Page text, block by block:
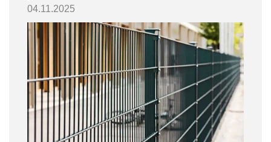
04.11.2025